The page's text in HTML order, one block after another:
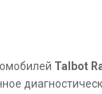
Talbot